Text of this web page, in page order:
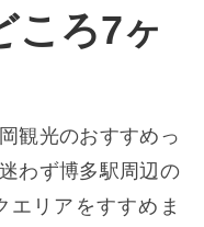
ころ7ヶ
観光のおすすめっ
わず博多駅周辺の
エリアをすすめま